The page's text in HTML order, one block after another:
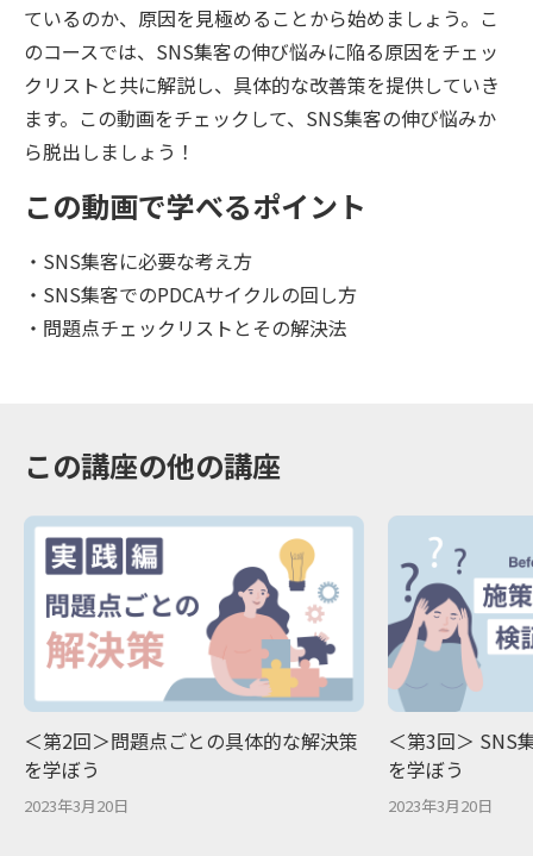
ているのか、原因を見極めることから始めましょう。こ
のコースでは、SNS集客の伸び悩みに陥る原因をチェッ
クリストと共に解説し、具体的な改善策を提供していき
ます。この動画をチェックして、SNS集客の伸び悩みか
ら脱出しましょう！
この動画で学べるポイント
・SNS集客に必要な考え方
・SNS集客でのPDCAサイクルの回し方
・問題点チェックリストとその解決法
この講座の他の講座
＜第2回＞問題点ごとの具体的な解決策
を学ぼう
2023年3月20日
＜第3回＞ SNS
を学ぼう
2023年3月20日